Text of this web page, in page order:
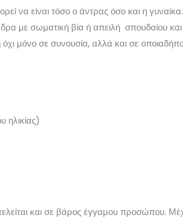
να είναι τόσο ο άντρας όσο και η
με σωματική βία ή απειλή σπουδαίου
μόνο σε συνουσία, αλλά και σε
ηλικίας)
και σε βάρος έγγαμου προσώπου.